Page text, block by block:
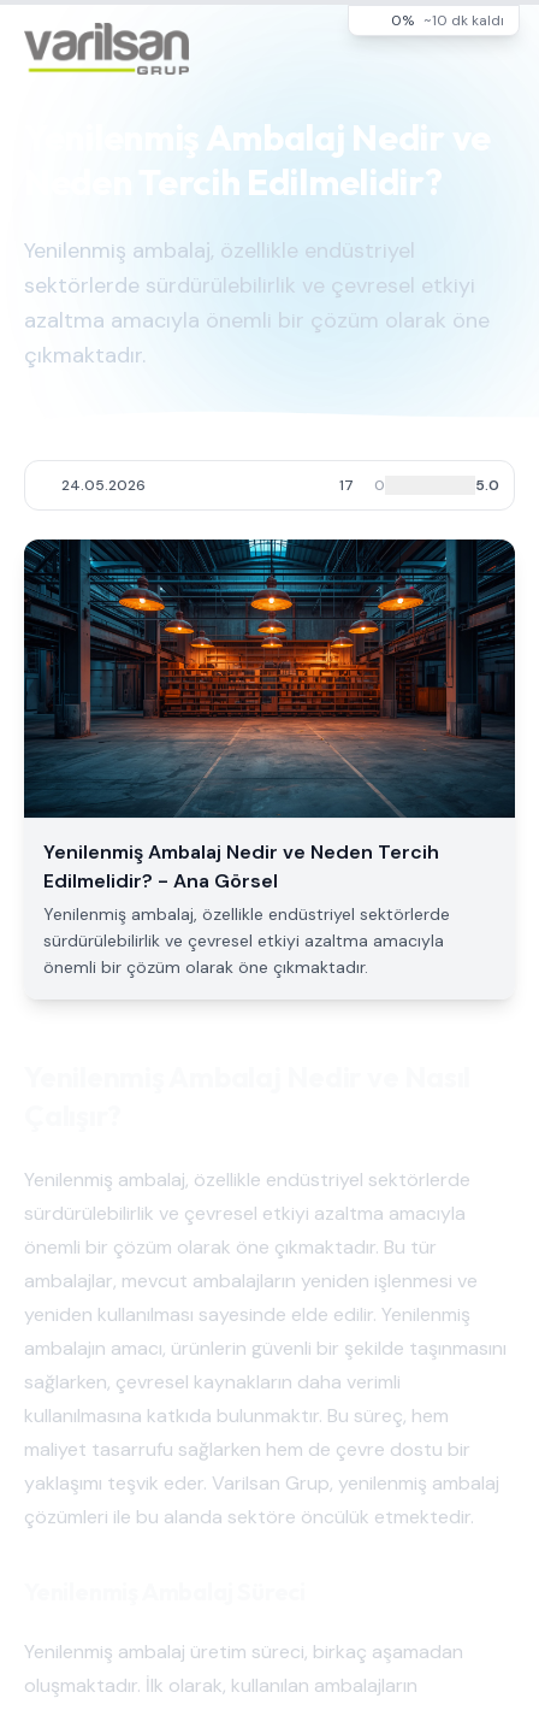
0% ~10 dk kaldı
Yenilenmiş Ambalaj Nedir ve
Neden Tercih Edilmelidir?
Yenilenmiş ambalaj, özellikle endüstriyel
sektörlerde sürdürülebilirlik ve çevresel etkiyi
azaltma amacıyla önemli bir çözüm olarak öne
çıkmaktadır.
24.05.2026 17 0 5.0
Yenilenmiş Ambalaj Nedir ve Neden Tercih
Edilmelidir? - Ana Görsel
Yenilenmiş ambalaj, özellikle endüstriyel sektörlerde
sürdürülebilirlik ve çevresel etkiyi azaltma amacıyla
önemli bir çözüm olarak öne çıkmaktadır.
Yenilenmiş ambalaj, özellikle endüstriyel sektörlerde
sürdürülebilirlik ve çevresel etkiyi azaltma amacıyla
önemli bir çözüm olarak öne çıkmaktadır. Bu tür
ambalajlar, mevcut ambalajların yeniden işlenmesi ve
yeniden kullanılması sayesinde elde edilir. Yenilenmiş
ambalajın amacı, ürünlerin güvenli bir şekilde taşınmasını
sağlarken, çevresel kaynakların daha verimli
kullanılmasına katkıda bulunmaktır. Bu süreç, hem
maliyet tasarrufu sağlarken hem de çevre dostu bir
yaklaşımı teşvik eder. Varilsan Grup, yenilenmiş ambalaj
çözümleri ile bu alanda sektöre öncülük etmektedir.
Yenilenmiş ambalaj üretim süreci, birkaç aşamadan
oluşmaktadır. İlk olarak, kullanılan ambalajların